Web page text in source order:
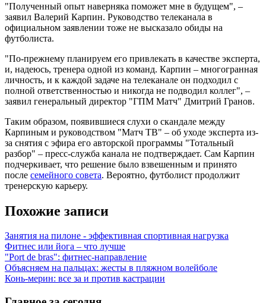
"Полученный опыт наверняка поможет мне в будущем", –
заявил Валерий Карпин. Руководство телеканала в
официальном заявлении тоже не высказало обиды на
футболиста.
"По-прежнему планируем его привлекать в качестве эксперта,
и, надеюсь, тренера одной из команд. Карпин – многогранная
личность, и к каждой задаче на телеканале он подходил с
полной ответственностью и никогда не подводил коллег", –
заявил генеральный директор "ГПМ Матч" Дмитрий Гранов.
Таким образом, появившиеся слухи о скандале между
Карпиным и руководством "Матч ТВ" – об уходе эксперта из-
за снятия с эфира его авторской программы "Тотальный
разбор" – пресс-служба канала не подтверждает. Сам Карпин
подчеркивает, что решение было взвешенным и принято
после семейного совета. Вероятно, футболист продолжит
тренерскую карьеру.
Похожие записи
Занятия на пилоне - эффективная спортивная нагрузка
Фитнес или йога – что лучше
"Port de bras": фитнес-направление
Объясняем на пальцах: жесты в пляжном волейболе
Конь-мерин: все за и против кастрации